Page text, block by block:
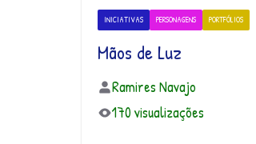
INICIATIVAS PERSONAGENS PORTFÓLIOS
Mãos de Luz
Ramires Navajo
170 visualizações